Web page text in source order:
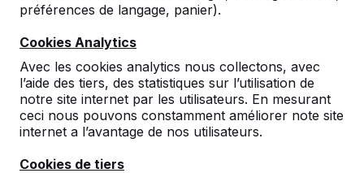
préférences de langage, panier).
Cookies Analytics
Avec les cookies analytics nous collectons, avec
l’aide des tiers, des statistiques sur l’utilisation de
notre site internet par les utilisateurs. En mesurant
ceci nous pouvons constamment améliorer note site
internet a l’avantage de nos utilisateurs.
Cookies de tiers
Références